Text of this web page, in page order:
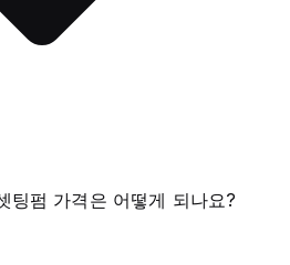
팅펌 가격은 어떻게 되나요?